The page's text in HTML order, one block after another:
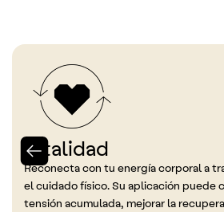
Vitalidad
Reconecta con tu energía corporal a
el cuidado físico. Su aplicación puede
tensión acumulada, mejorar la